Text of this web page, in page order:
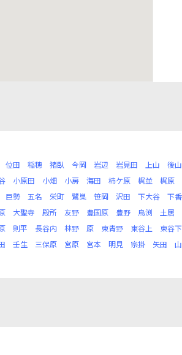
位田 稲穂 猪臥 今岡 岩辺 岩見田 上山 後山
小原田 小畑 小房 海田 柿ケ原 梶並 梶原
巨勢 五名 栄町 鷺巣 笹岡 沢田 下大谷 下
大聖寺 殿所 友野 豊国原 豊野 鳥渕 土居
則平 長谷内 林野 原 東青野 東谷上 東谷下
壬生 三保原 宮原 宮本 明見 宗掛 矢田